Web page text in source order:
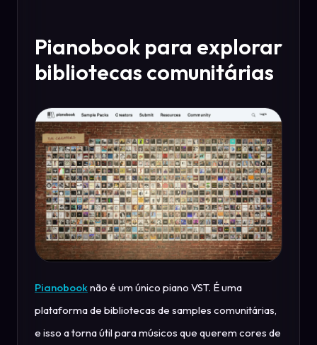
Pianobook para explorar
bibliotecas comunitárias
Pianobooknão é um único piano VST. É uma
plataforma de bibliotecas de samples comunitárias,
e isso a torna útil para músicos que querem cores de